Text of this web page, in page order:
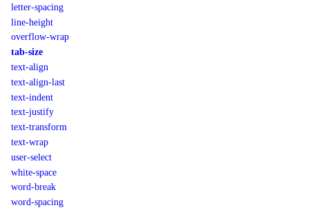
letter-spacing
line-height
overflow-wrap
tab-size
text-align
text-align-last
text-indent
text-justify
text-transform
text-wrap
user-select
white-space
word-break
word-spacing